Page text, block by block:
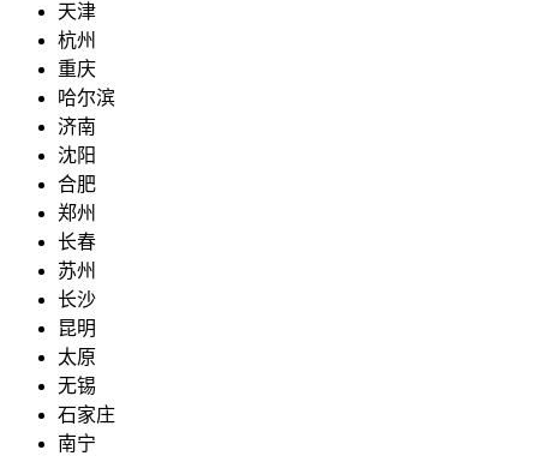
天津
杭州
重庆
哈尔滨
济南
沈阳
合肥
郑州
长春
苏州
长沙
昆明
太原
无锡
石家庄
南宁